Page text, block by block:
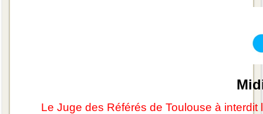
Le Juge des Référés de Toulouse à